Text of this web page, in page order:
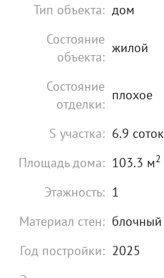
Тип объекта: дом
Состояние
объекта:
жилой
Состояние
отделки:
плохое
S участка: 6.9 соток
Площадь дома: 103.3 м2
Этажность: 1
Материал стен: блочный
Год постройки: 2025